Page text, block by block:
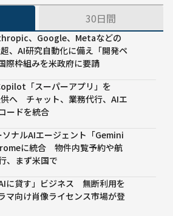
30日間
、Google、Metaなどの
、AI研究自動化に備え「開発ペ
際枠組みを米政府に要請
「スーパーアプリ」を
へ チャット、業務代行、AIエ
ードを統合
ナルAIエージェント「Gemini
に統合 物件内覧予約や航
、まず米国で
に貸す」ビジネス 無断利用を
マ向け肖像ライセンス市場が登